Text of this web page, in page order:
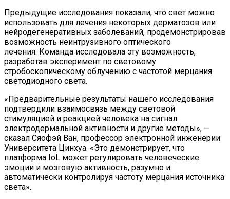
Предыдущие исследования показали, что свет можно
использовать для лечения некоторых дерматозов или
нейродегенеративных заболеваний, продемонстрировав
возможность неинтрузивного оптического
лечения. Команда исследовала эту возможность,
разработав эксперимент по световому
стробоскопическому облучению с частотой мерцания
светодиодного света.
«Предварительные результаты нашего исследования
подтвердили взаимосвязь между световой
стимуляцией и реакцией человека на сигнал
электродермальной активности и другие методы», —
сказал Сяофэй Ван, профессор электронной инженерии
Университета Цинхуа. «Это демонстрирует, что
платформа IoL может регулировать человеческие
эмоции и мозговую активность, разумно и
автоматически контролируя частоту мерцания источника
света».